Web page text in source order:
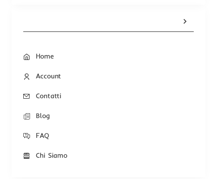
Home
Account
Contatti
Blog
FAQ
Chi Siamo